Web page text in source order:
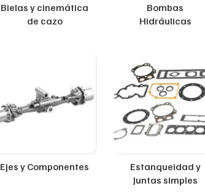
Bielas y cinemática
de cazo
Bombas
Hidráulicas
Ejes y Componentes
Estanqueidad y
Juntas simples